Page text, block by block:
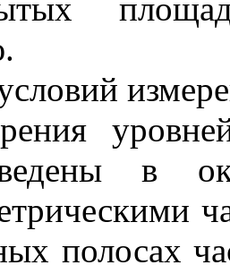
в
полосах